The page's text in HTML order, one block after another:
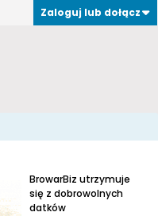
Zaloguj lub dołącz
BrowarBiz utrzymuje
się z dobrowolnych
datków